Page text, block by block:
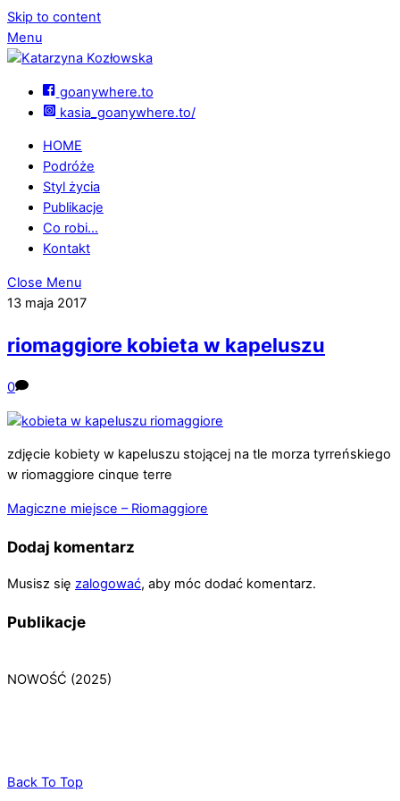
Skip to content
Menu
goanywhere.to
kasia_goanywhere.to/
HOME
Podróże
Styl życia
Publikacje
Co robi…
Kontakt
Close Menu
13 maja 2017
riomaggiore kobieta w kapeluszu
0
zdjęcie kobiety w kapeluszu stojącej na tle morza tyrreńskiego
w riomaggiore cinque terre
Magiczne miejsce – Riomaggiore
Dodaj komentarz
Musisz się zalogować, aby móc dodać komentarz.
Publikacje
NOWOŚĆ (2025)
Back To Top